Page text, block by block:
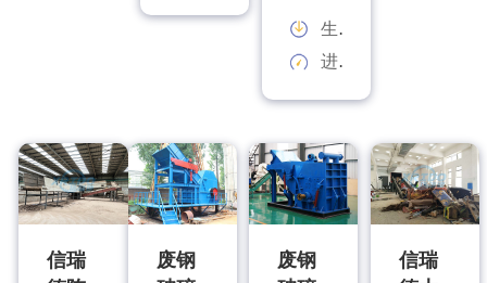
生产能力：
进料规格：
信瑞
废钢
废钢
信瑞